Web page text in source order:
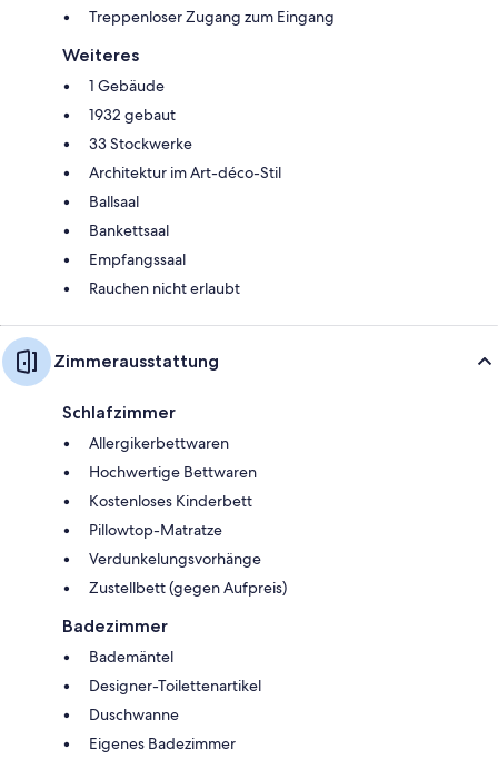
Treppenloser Zugang zum Eingang
Weiteres
1 Gebäude
1932 gebaut
33 Stockwerke
Architektur im Art-déco-Stil
Ballsaal
Bankettsaal
Empfangssaal
Rauchen nicht erlaubt
Zimmerausstattung
Schlafzimmer
Allergikerbettwaren
Hochwertige Bettwaren
Kostenloses Kinderbett
Pillowtop-Matratze
Verdunkelungsvorhänge
Zustellbett (gegen Aufpreis)
Badezimmer
Bademäntel
Designer-Toilettenartikel
Duschwanne
Eigenes Badezimmer